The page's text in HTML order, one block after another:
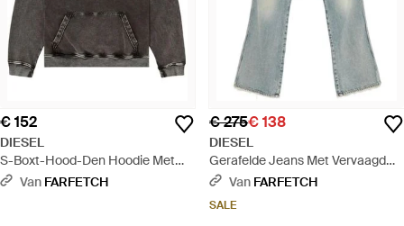
€ 152
DIESEL
S-Boxt-Hood-Den Hoodie Met
Trekkoord En Ovalen Patch -
Van FARFETCH
€ 275€ 138
DIESEL
Gerafelde Jeans Met Vervaagd
Effect - Blauw
Van FARFETCH
SALE